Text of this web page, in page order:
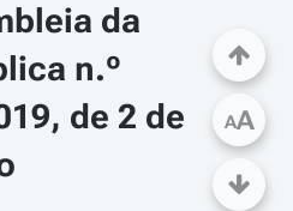
da
n.º
de 2 de
AA